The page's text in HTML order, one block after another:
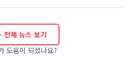
체 뉴스 보기
도움이 되셨나요?